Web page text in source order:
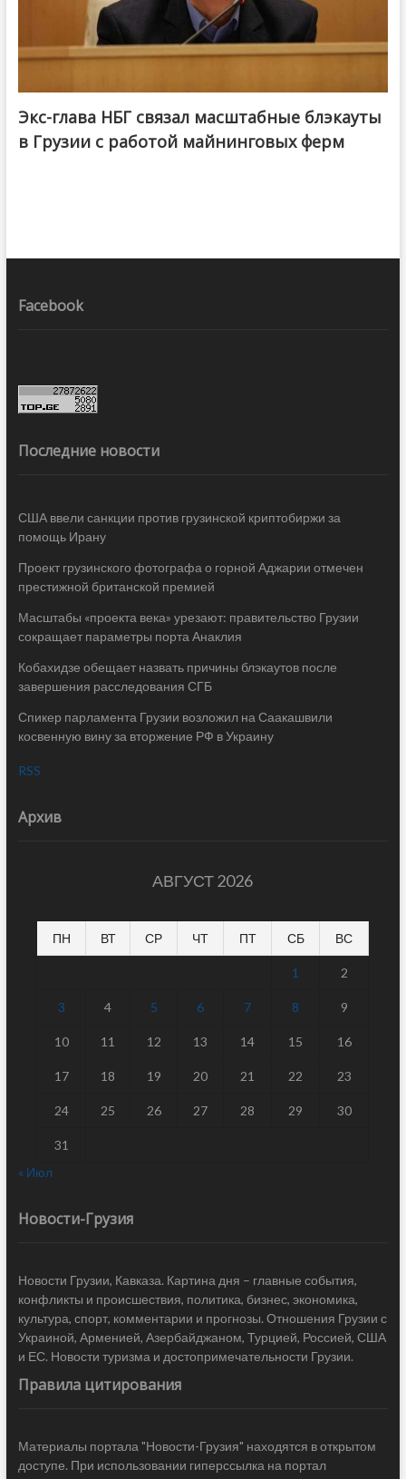
Экс-глава НБГ связал масштабные блэкауты
в Грузии с работой майнинговых ферм
Facebook
Последние новости
США ввели санкции против грузинской криптобиржи за
помощь Ирану
Проект грузинского фотографа о горной Аджарии отмечен
престижной британской премией
Масштабы «проекта века» урезают: правительство Грузии
сокращает параметры порта Анаклия
Кобахидзе обещает назвать причины блэкаутов после
завершения расследования СГБ
Спикер парламента Грузии возложил на Саакашвили
косвенную вину за вторжение РФ в Украину
RSS
Архив
АВГУСТ 2026
ПН ВТ СР ЧТ ПТ СБ ВС
1 2
3 4 5 6 7 8 9
10 11 12 13 14 15 16
17 18 19 20 21 22 23
24 25 26 27 28 29 30
31
« Июл
Новости-Грузия
Новости Грузии, Кавказа. Картина дня – главные события,
конфликты и происшествия, политика, бизнес, экономика,
культура, спорт, комментарии и прогнозы. Отношения Грузии с
Украиной, Арменией, Азербайджаном, Турцией, Россией, США
и ЕС. Новости туризма и достопримечательности Грузии.
Правила цитирования
Материалы портала "Новости-Грузия" находятся в открытом
доступе. При использовании гиперссылка на портал